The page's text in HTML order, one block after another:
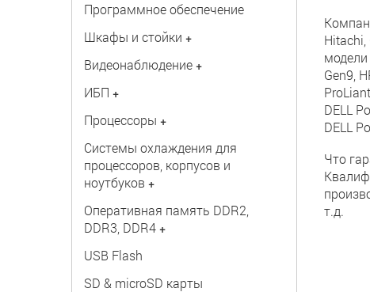
Программное обеспечение
Шкафы и стойки +
Видеонаблюдение +
ИБП +
Процессоры +
Системы охлаждения для
процессоров, корпусов и
ноутбуков +
Оперативная память DDR2,
DDR3, DDR4 +
USB Flash
SD & microSD карты
модели
Gen9,
DELL
DELL
Что
т.д.